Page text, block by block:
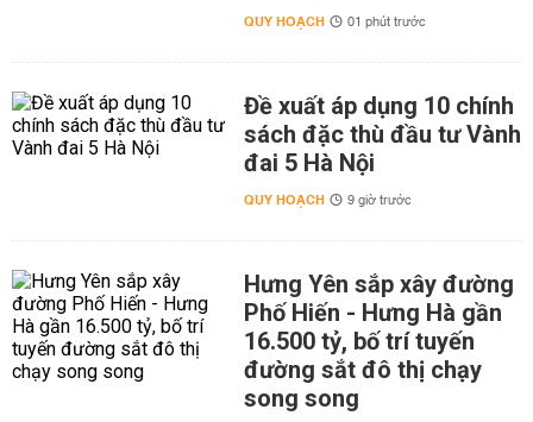
QUY HOẠCH 01 phút trước
Đề xuất áp dụng 10 chính
sách đặc thù đầu tư Vành
đai 5 Hà Nội
QUY HOẠCH 9 giờ trước
Hưng Yên sắp xây đường
Phố Hiến - Hưng Hà gần
16.500 tỷ, bố trí tuyến
đường sắt đô thị chạy
song song